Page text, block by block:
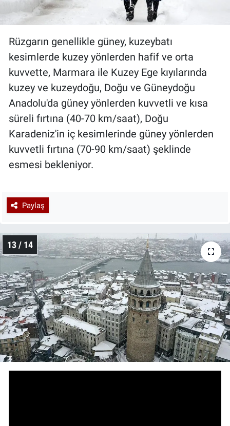
Rüzgarın genellikle güney, kuzeybatı
kesimlerde kuzey yönlerden hafif ve orta
kuvvette, Marmara ile Kuzey Ege kıyılarında
kuzey ve kuzeydoğu, Doğu ve Güneydoğu
Anadolu'da güney yönlerden kuvvetli ve kısa
süreli fırtına (40-70 km/saat), Doğu
Karadeniz'in iç kesimlerinde güney yönlerden
kuvvetli fırtına (70-90 km/saat) şeklinde
esmesi bekleniyor.
Paylaş
13 / 14